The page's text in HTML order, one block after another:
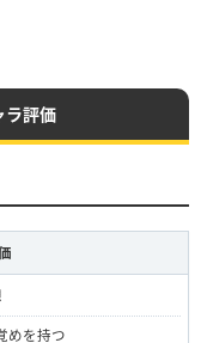
ラ評価
めを持つ